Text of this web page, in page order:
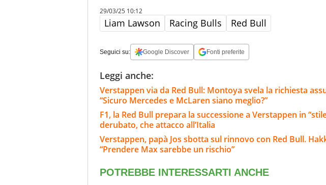
29/03/25 10:12
Liam Lawson Racing Bulls Red Bull
Seguici su: Google Discover Fonti preferite
Leggi anche:
Verstappen via da Red Bull: Montoya svela la richiesta
“Sicuro Mercedes e McLaren siano meglio?”
F1, la Red Bull prepara la successione a Verstappen in
derubato, che attacco all’Italia
Verstappen, papà Jos sbotta sul rinnovo con Red Bull.
“Prendere Max sarebbe un rischio”